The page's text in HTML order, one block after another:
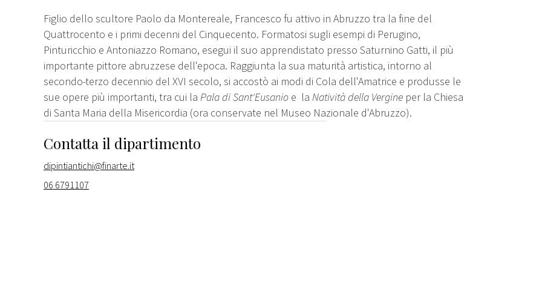
Figlio dello scultore Paolo da Montereale, Francesco fu attivo in Abruzzo tra la fine del
Quattrocento e i primi decenni del Cinquecento. Formatosi sugli esempi di Perugino,
Pinturicchio e Antoniazzo Romano, esegui il suo apprendistato presso Saturnino Gatti, il più
importante pittore abruzzese dell'epoca. Raggiunta la sua maturità artistica, intorno al
secondo-terzo decennio del XVI secolo, si accostò ai modi di Cola dell'Amatrice e produsse le
sue opere più importanti, tra cui la Pala di Sant'Eusanio e la Natività della Vergine per la Chiesa
di Santa Maria della Misericordia (ora conservate nel Museo Nazionale d'Abruzzo).
Contatta il dipartimento
dipintiantichi@finarte.it
06 6791107